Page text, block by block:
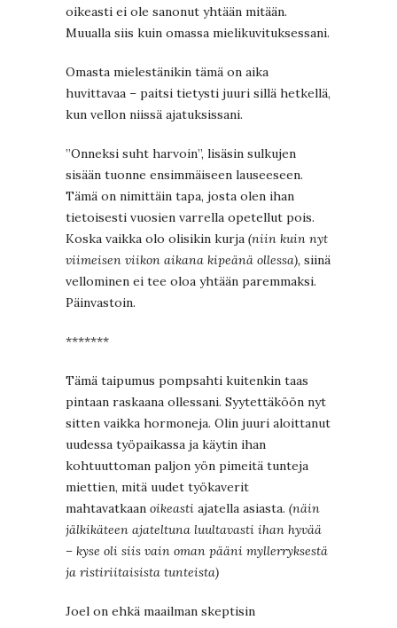
oikeasti ei ole sanonut yhtään mitään.
Muualla siis kuin omassa mielikuvituksessani.
Omasta mielestänikin tämä on aika
huvittavaa – paitsi tietysti juuri sillä hetkellä,
kun vellon niissä ajatuksissani.
”Onneksi suht harvoin”, lisäsin sulkujen
sisään tuonne ensimmäiseen lauseeseen.
Tämä on nimittäin tapa, josta olen ihan
tietoisesti vuosien varrella opetellut pois.
Koska vaikka olo olisikin kurja (niin kuin nyt
viimeisen viikon aikana kipeänä ollessa), siinä
vellominen ei tee oloa yhtään paremmaksi.
Päinvastoin.
*******
Tämä taipumus pompsahti kuitenkin taas
pintaan raskaana ollessani. Syytettäköön nyt
sitten vaikka hormoneja. Olin juuri aloittanut
uudessa työpaikassa ja käytin ihan
kohtuuttoman paljon yön pimeitä tunteja
miettien, mitä uudet työkaverit
mahtavatkaan oikeasti ajatella asiasta. (näin
jälkikäteen ajateltuna luultavasti ihan hyvää
– kyse oli siis vain oman pääni myllerryksestä
ja ristiriitaisista tunteista)
Joel on ehkä maailman skeptisin